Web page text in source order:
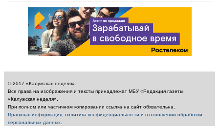
© 2017 «Калужская неделя».
Все права на изображения и тексты принадлежат МБУ «Редакция газеты
«Калужская неделя».
При полном или частичном копировании ссылка на сайт обязательна.
Правовая информация, политика конфиденциальности и в отношении обработки
персональных данных